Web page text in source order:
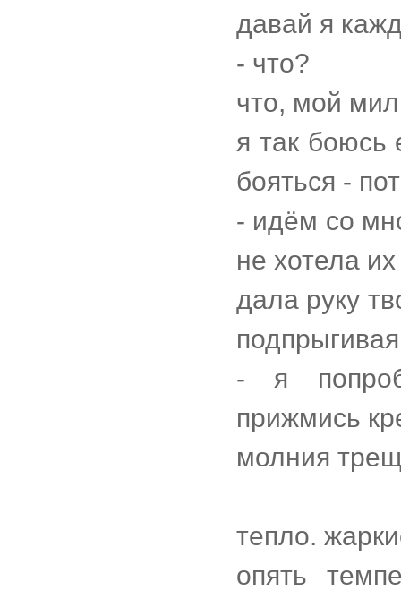
давай я
- что?
что, мой
я так боюсь
бояться -
- идём со
не хотела
дала руку
подпрыгивая
- я
прижмись
молния
тепло.
опять